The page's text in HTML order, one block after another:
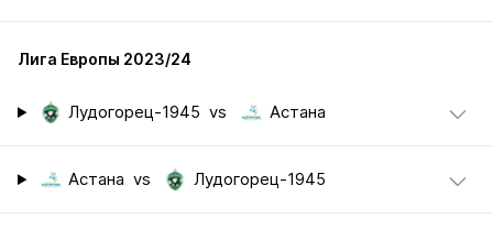
Лига Европы 2023/24
Лудогорец-1945 vs Астана
Астана vs Лудогорец-1945